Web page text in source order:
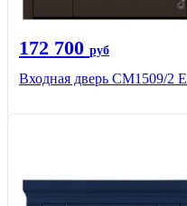
172 700 руб
Входная дверь CМ1509/2 Е